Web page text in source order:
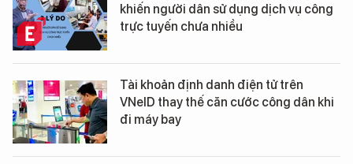
khiến người dân sử dụng dịch vụ công
trực tuyến chưa nhiều
Tài khoản định danh điện tử trên
VNeID thay thế căn cước công dân khi
đi máy bay